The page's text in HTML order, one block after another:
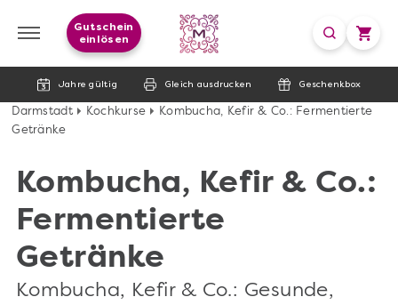
Jahre gültig Gleich ausdrucken Geschenkbox
Gutschein
einlösen
Darmstadt Kochkurse
Kombucha, Kefir & Co.: Fermentierte
Getränke
Kombucha, Kefir & Co.:
Fermentierte
Getränke
Kombucha, Kefir & Co.: Gesunde,